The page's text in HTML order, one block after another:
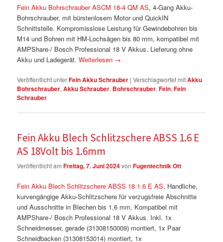
Fein Akku Bohrschrauber ASCM 18-4 QM AS, 4-Gang Akku-
Bohrschrauber, mit bürstenlosem Motor und QuickIN
Schnittstelle. Kompromisslose Leistung für Gewindebohren bis
M14 und Bohren mit HM-Lochsägen bis 80 mm, kompatibel mit
AMPShare-/ Bosch Professional 18 V Akkus. Lieferung ohne
Akku und Ladegerät.Weiterlesen →
Veröffentlicht unterFein Akku Schrauber |Verschlagwortet mitAkku
Bohrschrauber,Akku Schrauber, Bohrschrauber,Fein,Fein
Schrauber
Fein Akku Blech Schlitzschere ABSS 1.6 E
AS 18Volt bis 1.6mm
Veröffentlicht amFreitag, 7. Juni 2024vonFugentechnik Ott
Fein Akku Blech Schlitzschere ABSS 18 1.6 E AS, Handliche,
kurvengängige Akku-Schlitzschere für verzugsfreie Abschnitte
und Ausschnitte in Blechen bis 1,6 mm. Kompatibel mit
AMPShare-/ Bosch Professional 18 V Akkus. Inkl. 1x
Schneidmesser, gerade (31308150009) montiert, 1x Paar
Schneidbacken (31308153014) montiert, 1x